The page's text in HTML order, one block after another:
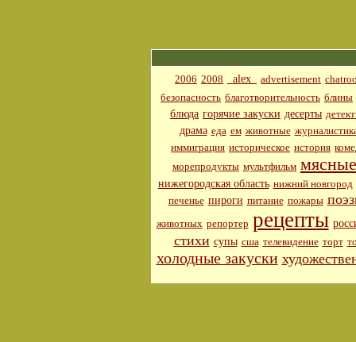
2006 2008 _alex_ advertisement
безопасность благотворительность блины
блюда горячие закуски десерты
драма еда ем животные
иммиграция историческое история
морепродукты мультфильм
нижегородская область нижний новгород
печенье пироги питание пожары
животных репортер рецепты
стихи супы сша телевидение торт
холодные закуски